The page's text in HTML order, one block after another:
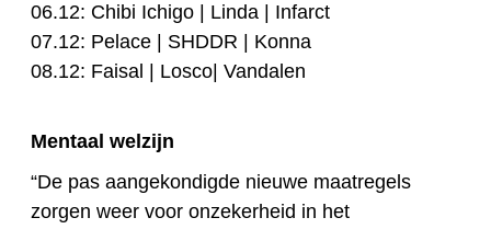
06.12: Chibi Ichigo | Linda | Infarct
07.12: Pelace | SHDDR | Konna
08.12: Faisal | Losco| Vandalen
Mentaal welzijn
“De pas aangekondigde nieuwe maatregels
zorgen weer voor onzekerheid in het